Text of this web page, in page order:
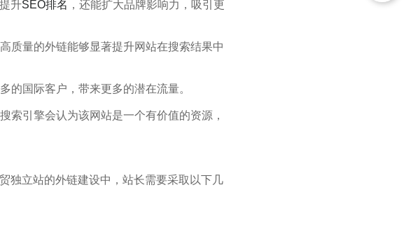
升SEO排名 ，还能扩大品牌影响力，吸引更
质量的外链能够显著提升网站在搜索结果中
的国际客户，带来更多的潜在流量。
索引擎会认为该网站是一个有价值的资源，
独立站的外链建设中，站长需要采取以下几